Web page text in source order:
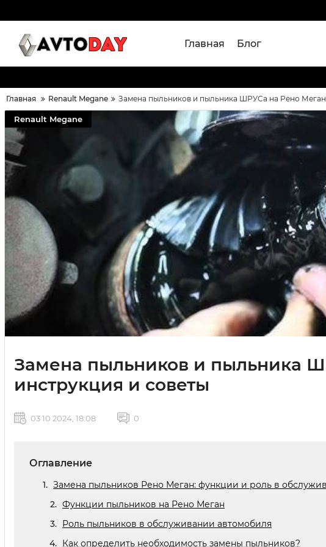
Главная Блог
Главная Renault Megane Замена пыльников и пыльника ШРУСа на Рено
Renault Megane
Замена пыльников и пыльника
инструкция и советы
03 10 2024, 18:08 0
Оглавление
Замена пыльников Рено Меган: функции и роль в
Функции пыльников на Рено Меган
Роль пыльников в обслуживании автомобиля
Как определить необходимость замены пыльников?